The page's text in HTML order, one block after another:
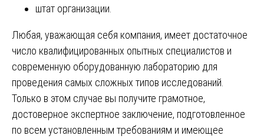
штат организации.
Любая, уважающая себя компания, имеет достаточное
число квалифицированных опытных специалистов и
современную оборудованную лабораторию для
проведения самых сложных типов исследований.
Только в этом случае вы получите грамотное,
достоверное экспертное заключение, подготовленное
по всем установленным требованиям и имеющее